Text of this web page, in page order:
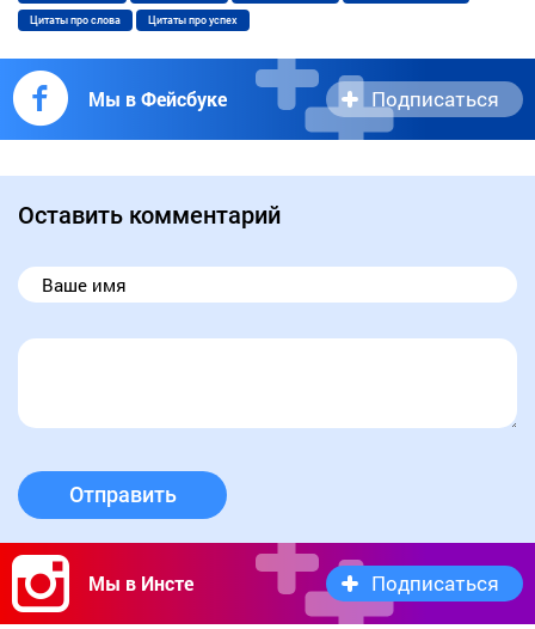
Цитаты про слова Цитаты про успех
Мы в Фейсбуке Подписаться
Оставить комментарий
Отправить
Мы в Инсте Подписаться